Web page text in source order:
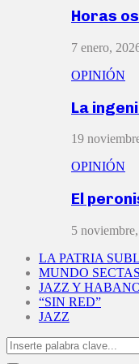
Horas
7 enero,
OPINIÓN
La
19
OPINIÓN
El
5
LA PATRIA
MUNDO SECTAS
JAZZ Y
“SIN RED”
JAZZ
Search
for: